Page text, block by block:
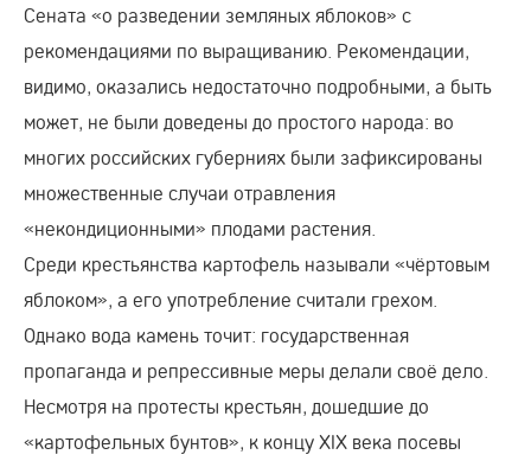
Сената «о разведении земляных яблоков» с
рекомендациями по выращиванию. Рекомендации,
видимо, оказались недостаточно подробными, а быть
может, не были доведены до простого народа: во
многих российских губерниях были зафиксированы
множественные случаи отравления
«некондиционными» плодами растения.
Среди крестьянства картофель называли «чёртовым
яблоком», а его употребление считали грехом.
Однако вода камень точит: государственная
пропаганда и репрессивные меры делали своё дело.
Несмотря на протесты крестьян, дошедшие до
«картофельных бунтов», к концу XIX века посевы